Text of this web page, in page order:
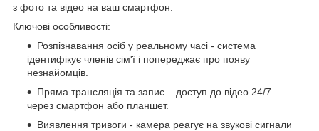
з фото та відео на ваш смартфон.
Ключові особливості:
Розпізнавання осіб у реальному часі - система
ідентифікує членів сім'ї і попереджає про появу
незнайомців.
Пряма трансляція та запис – доступ до відео 24/7
через смартфон або планшет.
Виявлення тривоги - камера реагує на звукові сигнали